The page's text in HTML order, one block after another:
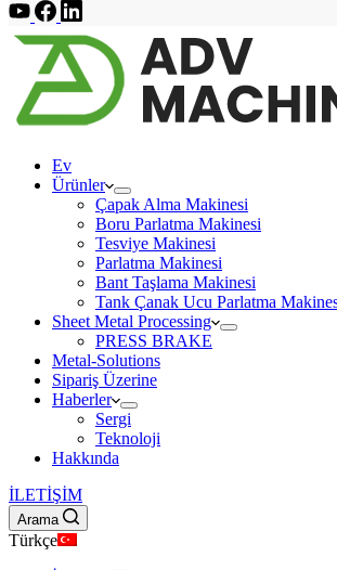
Ev
Ürünler
Çapak Alma Makinesi
Boru Parlatma Makinesi
Tesviye Makinesi
Parlatma Makinesi
Bant Taşlama Makinesi
Tank Çanak Ucu Parlatma
Sheet Metal Processing
PRESS BRAKE
Metal-Solutions
Sipariş Üzerine
Haberler
Sergi
Teknoloji
Hakkında
İLETİŞİM
Arama
Türkçe